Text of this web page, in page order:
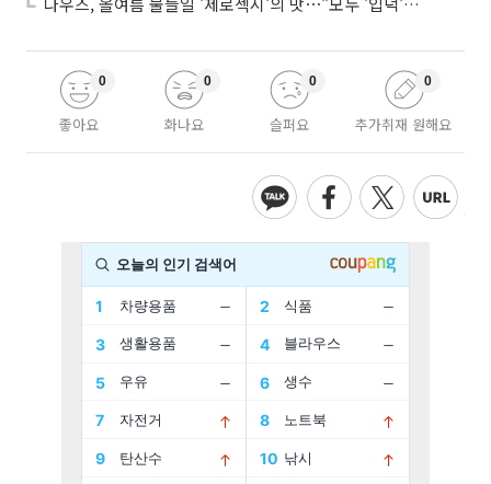
좋아요
0
화나요
0
슬퍼요
0
추가취재 원해요
0